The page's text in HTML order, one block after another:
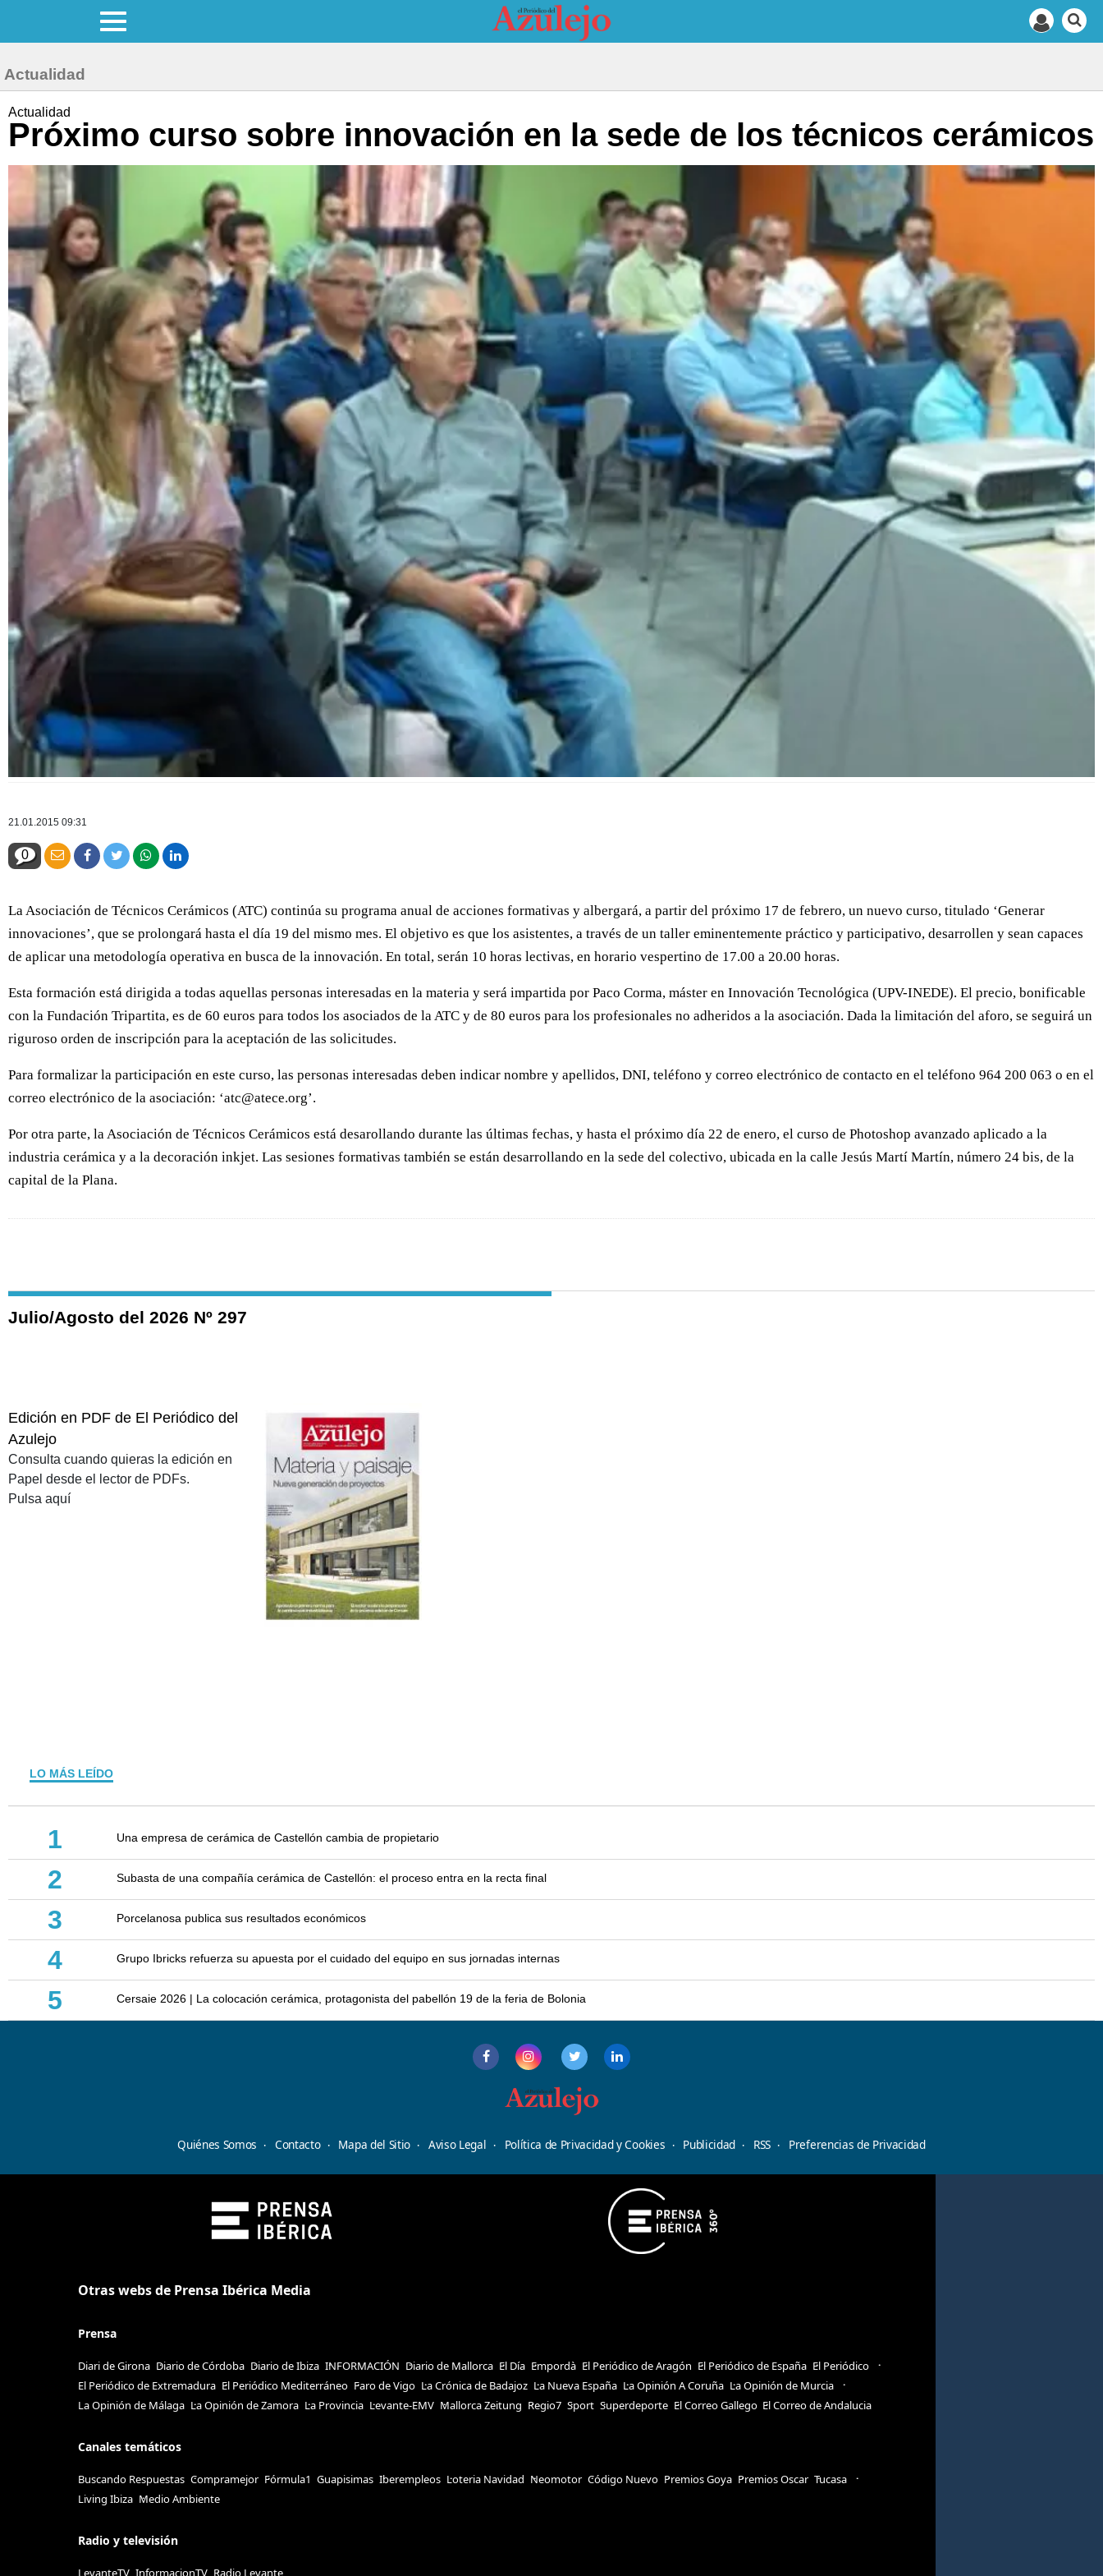
Actualidad
Actualidad
Próximo curso sobre innovación en la sede de los técnicos cerámicos
21.01.2015 09:31
0
La Asociación de Técnicos Cerámicos (ATC) continúa su programa anual de acciones formativas y albergará, a partir del próximo 17 de febrero, un nuevo curso, titulado ‘Generar
innovaciones’, que se prolongará hasta el día 19 del mismo mes. El objetivo es que los asistentes, a través de un taller eminentemente práctico y participativo, desarrollen y sean capaces
de aplicar una metodología operativa en busca de la innovación. En total, serán 10 horas lectivas, en horario vespertino de 17.00 a 20.00 horas.
Esta formación está dirigida a todas aquellas personas interesadas en la materia y será impartida por Paco Corma, máster en Innovación Tecnológica (UPV-INEDE). El precio, bonificable
con la Fundación Tripartita, es de 60 euros para todos los asociados de la ATC y de 80 euros para los profesionales no adheridos a la asociación. Dada la limitación del aforo, se seguirá un
riguroso orden de inscripción para la aceptación de las solicitudes.
Para formalizar la participación en este curso, las personas interesadas deben indicar nombre y apellidos, DNI, teléfono y correo electrónico de contacto en el teléfono 964 200 063 o en el
correo electrónico de la asociación: ‘atc@atece.org’.
Por otra parte, la Asociación de Técnicos Cerámicos está desarollando durante las últimas fechas, y hasta el próximo día 22 de enero, el curso de Photoshop avanzado aplicado a la
industria cerámica y a la decoración inkjet. Las sesiones formativas también se están desarrollando en la sede del colectivo, ubicada en la calle Jesús Martí Martín, número 24 bis, de la
capital de la Plana.
Julio/Agosto del 2026 Nº 297
Edición en PDF de El Periódico del
Azulejo
Consulta cuando quieras la edición en
Papel desde el lector de PDFs.
Pulsa aquí
LO MÁS LEÍDO
1 Una empresa de cerámica de Castellón cambia de propietario
2 Subasta de una compañía cerámica de Castellón: el proceso entra en la recta final
3 Porcelanosa publica sus resultados económicos
4 Grupo Ibricks refuerza su apuesta por el cuidado del equipo en sus jornadas internas
5 Cersaie 2026 | La colocación cerámica, protagonista del pabellón 19 de la feria de Bolonia
Quiénes Somos Contacto Mapa del Sitio Aviso Legal Política de Privacidad y Cookies Publicidad RSS Preferencias de Privacidad
Otras webs de Prensa Ibérica Media
Prensa
Diari de Girona Diario de Córdoba Diario de Ibiza INFORMACIÓN Diario de Mallorca El Día Empordà El Periódico de Aragón El Periódico de España El Periódico
El Periódico de Extremadura El Periódico Mediterráneo Faro de Vigo La Crónica de Badajoz La Nueva España La Opinión A Coruña La Opinión de Murcia
La Opinión de Málaga La Opinión de Zamora La Provincia Levante-EMV Mallorca Zeitung Regio7 Sport Superdeporte El Correo Gallego El Correo de Andalucia
Canales temáticos
Buscando Respuestas Compramejor Fórmula1 Guapisimas Iberempleos Loteria Navidad Neomotor Código Nuevo Premios Goya Premios Oscar Tucasa
Living Ibiza Medio Ambiente
Radio y televisión
LevanteTV InformacionTV Radio Levante